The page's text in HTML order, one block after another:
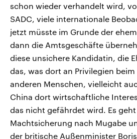
schon wieder verhandelt wird,
SADC, viele internationale
jetzt müsste im Grunde der
dann die Amtsgeschäfte
diese unsichere Kandidatin, die
das, was dort an Privilegien
anderen Menschen, vielleicht
China dort wirtschaftliche
das nicht gefährdet wird. Es
Machtsicherung nach Mugabe
der britische Außenminister